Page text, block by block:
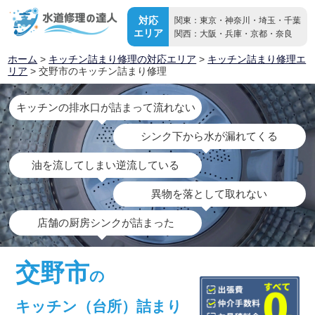
対応
エリア
関東：東京・神奈川・埼玉・千葉
関西：大阪・兵庫・京都・奈良
ホーム > キッチン詰まり修理の対応エリア > キッチン詰まり修理エ
リア > 交野市のキッチン詰まり修理
キッチンの排水口が詰まって流れない
シンク下から水が漏れてくる
油を流してしまい逆流している
異物を落として取れない
店舗の厨房シンクが詰まった
交野市の
キッチン（台所）詰まり